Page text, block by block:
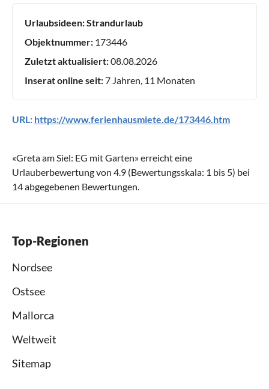
Urlaubsideen:Strandurlaub
Objektnummer: 173446
Zuletzt aktualisiert:08.08.2026
Inserat online seit:7 Jahren, 11 Monaten
URL: https://www.ferienhausmiete.de/173446.htm
«Greta am Siel: EG mit Garten» erreicht eine
Urlauberbewertung von 4.9 (Bewertungsskala: 1 bis 5) bei
14abgegebenen Bewertungen.
Top-Regionen
Nordsee
Ostsee
Mallorca
Weltweit
Sitemap